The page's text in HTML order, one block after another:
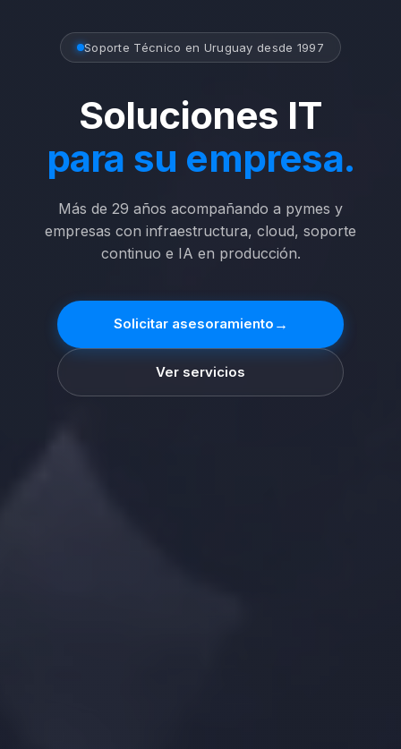
Soporte Técnico en Uruguay desde 1997
Soluciones IT
para su empresa.
Más de 29 años acompañando a pymes y
empresas con infraestructura, cloud, soporte
continuo e IA en producción.
Solicitar asesoramiento →
Ver servicios